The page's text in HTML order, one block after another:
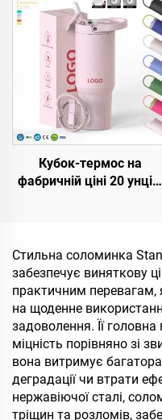
нержавіюча сталь
подвійні стіни
Подорожній тумблер
пляшка з ручкою
кришкою з соломінкою
Кубок-термос на
фабричній ціні 20 унцій,
кубок, багаторазовий
термос з нержавіючої
сталі для сублімації
Стильна соломинка
забезпечує виняткову
практичним перевагам,
на щоденне
задоволення. Її
міцність порівняно зі
вона витримує
деградації чи втрати
нержавіючої сталі,
тріщин та розломів,